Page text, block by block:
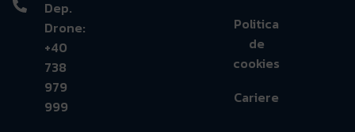
Dep.
Drone:
+40
738
979
999
Politica
de
cookies
Cariere